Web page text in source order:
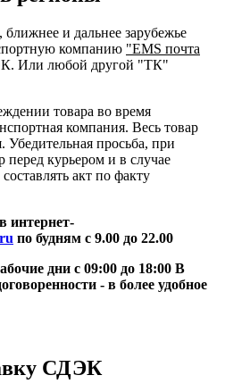
и дальнее зарубежье
компанию "EMS почта
Или любой другой "ТК"
товара во время
компания. Весь товар
Убедительная просьба, при
перед курьером и в случае
акт по факту
интернет-
по будням с 9.00 до 22.00
дни с 09:00 до 18:00 В
- в более удобное
СДЭК